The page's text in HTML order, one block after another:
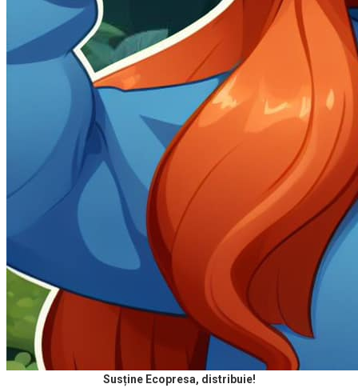
Susține Ecopresa, distribuie!